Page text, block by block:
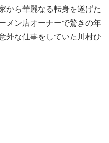
から華麗なる転身を遂げた
メン店オーナーで驚きの年
外な仕事をしていた川村ひ